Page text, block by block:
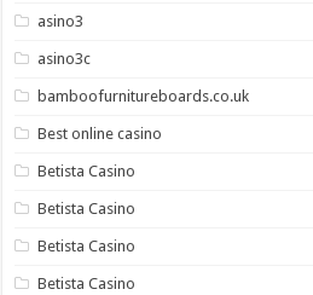
asino3
asino3c
bamboofurnitureboards.co.uk
Best online casino
Betista Casino
Betista Casino
Betista Casino
Betista Casino